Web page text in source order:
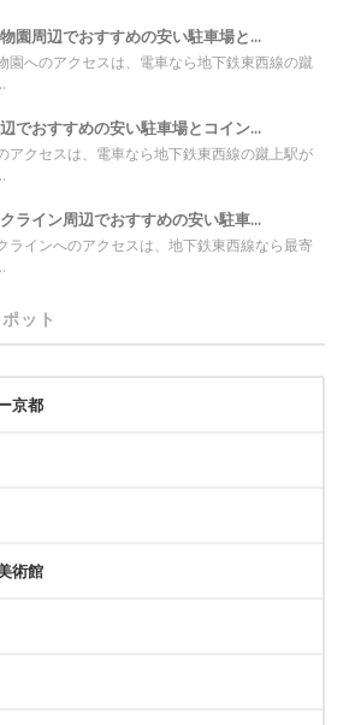
園周辺でおすすめの安い駐車場と...
園へのアクセスは、電車なら地下鉄東西線の蹴
でおすすめの安い駐車場とコイン...
アクセスは、電車なら地下鉄東西線の蹴上駅が
ライン周辺でおすすめの安い駐車...
ラインへのアクセスは、地下鉄東西線なら最寄
ット
京都
術館